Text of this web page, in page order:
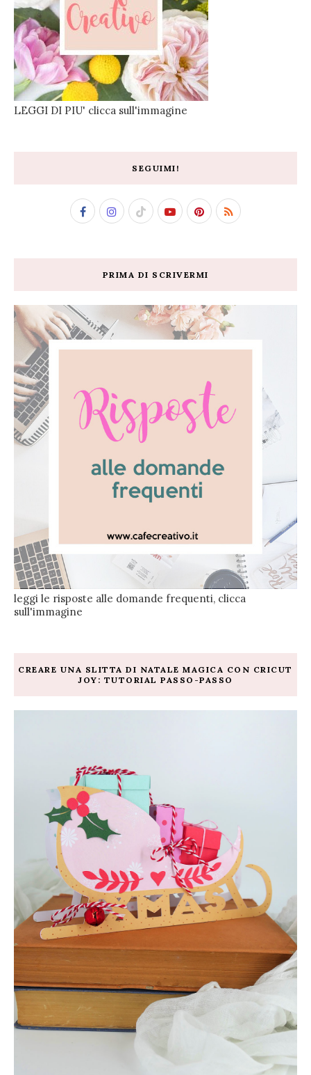
LEGGI DI PIU' clicca sull'immagine
SEGUIMI!
PRIMA DI SCRIVERMI
leggi le risposte alle domande frequenti, clicca
sull'immagine
CREARE UNA SLITTA DI NATALE MAGICA CON CRICUT
JOY: TUTORIAL PASSO-PASSO